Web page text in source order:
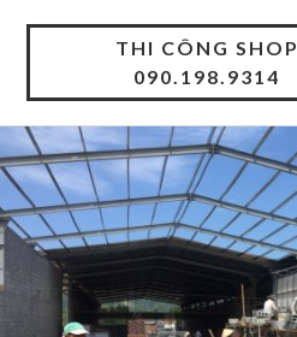
THI CÔNG SHOP
090.198.9314